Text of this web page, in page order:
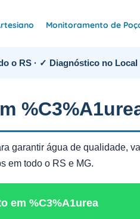
Monitoramento de
o RS · ✓ Diagnóstico no Local
garantir água de qualidade,
em todo o RS e MG.
em %C3%A1urea